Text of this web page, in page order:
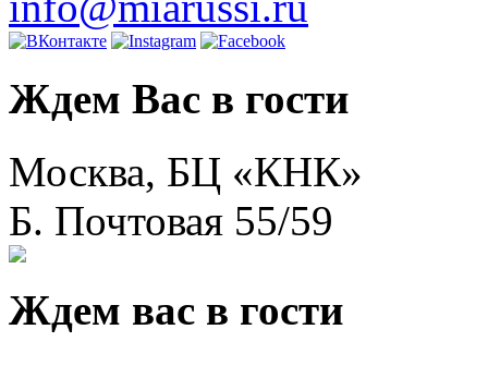
Ждем Вас в гости
Москва, БЦ «КНК»
Б. Почтовая 55/59
Ждем вас в гости